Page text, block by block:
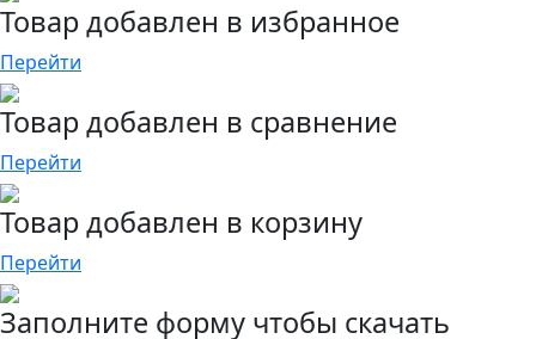
Товар добавлен в избранное
Перейти
Товар добавлен в сравнение
Перейти
Товар добавлен в корзину
Перейти
Заполните форму чтобы скачать